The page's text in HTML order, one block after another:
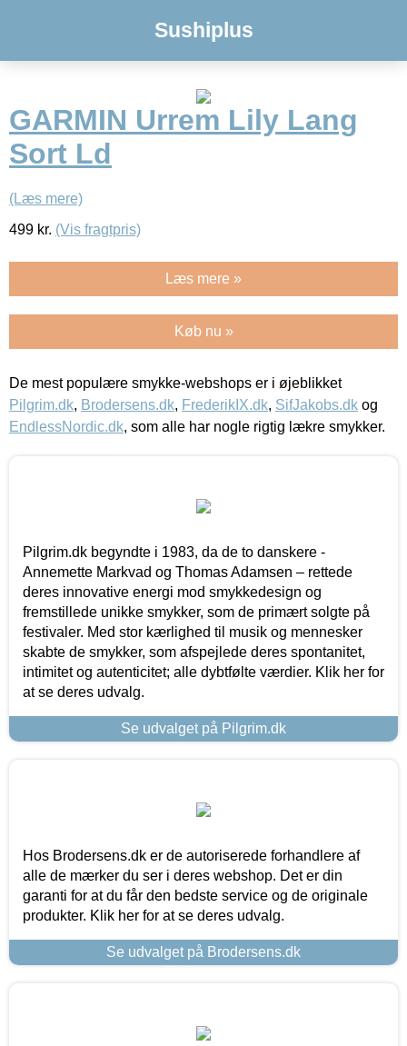
Sushiplus
GARMIN Urrem Lily Lang
Sort Ld
(Læs mere)
499 kr. (Vis fragtpris)
Læs mere »
Køb nu »
De mest populære smykke-webshops er i øjeblikket
Pilgrim.dk, Brodersens.dk, FrederikIX.dk, SifJakobs.dk og
EndlessNordic.dk, som alle har nogle rigtig lækre smykker.
Pilgrim.dk begyndte i 1983, da de to danskere -
Annemette Markvad og Thomas Adamsen – rettede
deres innovative energi mod smykkedesign og
fremstillede unikke smykker, som de primært solgte på
festivaler. Med stor kærlighed til musik og mennesker
skabte de smykker, som afspejlede deres spontanitet,
intimitet og autenticitet; alle dybtfølte værdier. Klik her for
at se deres udvalg.
Se udvalget på Pilgrim.dk
Hos Brodersens.dk er de autoriserede forhandlere af
alle de mærker du ser i deres webshop. Det er din
garanti for at du får den bedste service og de originale
produkter. Klik her for at se deres udvalg.
Se udvalget på Brodersens.dk